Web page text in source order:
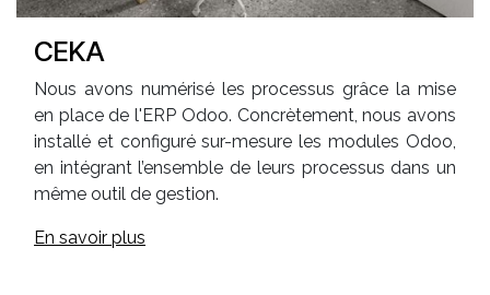
CEKA
Nous avons numérisé les processus grâce la mise
en place de l'ERP Odoo. Concrètement, nous avons
installé et configuré sur-mesure les modules Odoo,
en intégrant l’ensemble de leurs processus dans un
même outil de gestion.
En savoir plus